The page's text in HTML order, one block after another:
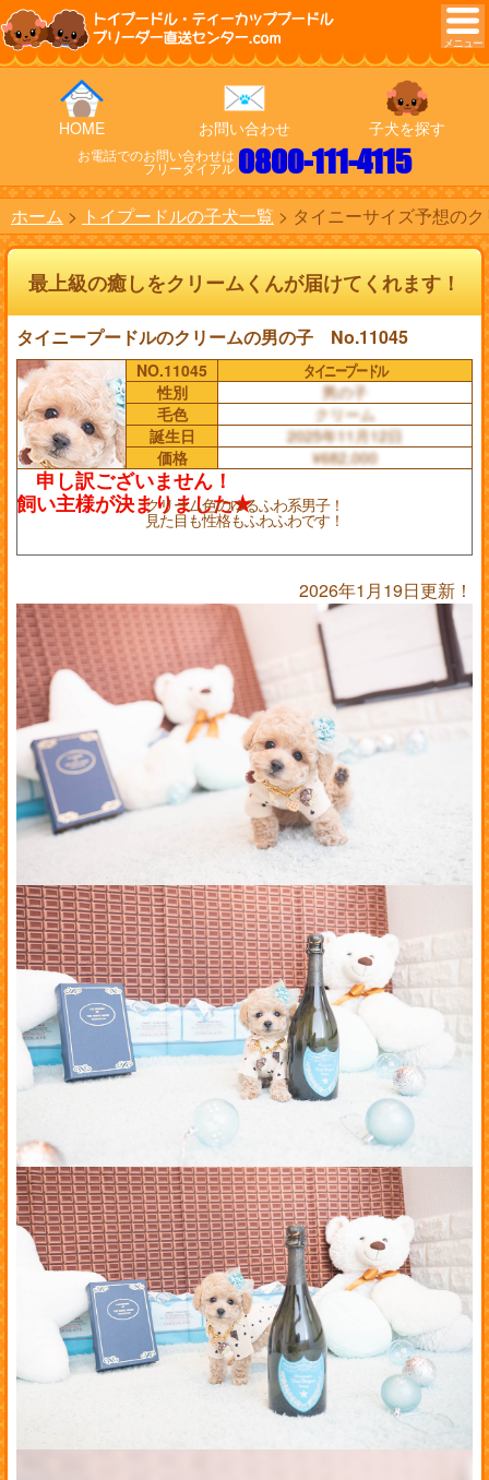
トイプードル・ティーカッププードル
ブリーダー直送センター.com
HOME お問い合わせ 子犬を探す
お電話でのお問い合わせは
フリーダイアル 0800-111-4115
ホーム トイプードルの子犬一覧 タイニーサイズ予想の
最上級の癒しをクリームくんが届けてくれます！
タイニープードルのクリームの男の子 No.11045
NO.11045
タイニープードル
性別
男の子
毛色
クリーム
誕生日
2025年11月12日
価格
¥682,000
クリーム色のゆるふわ系男子！
見た目も性格もふわふわです！
2026年1月19日更新！